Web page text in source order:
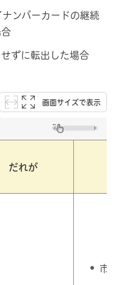
ンバーカードの継続
ずに転出した場合
画面サイズで表示
だれが
市